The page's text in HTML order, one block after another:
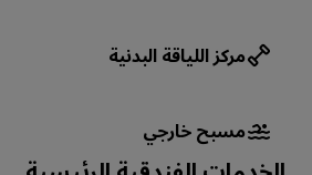
مركز اللياقة البدنية
مسبح خارجي